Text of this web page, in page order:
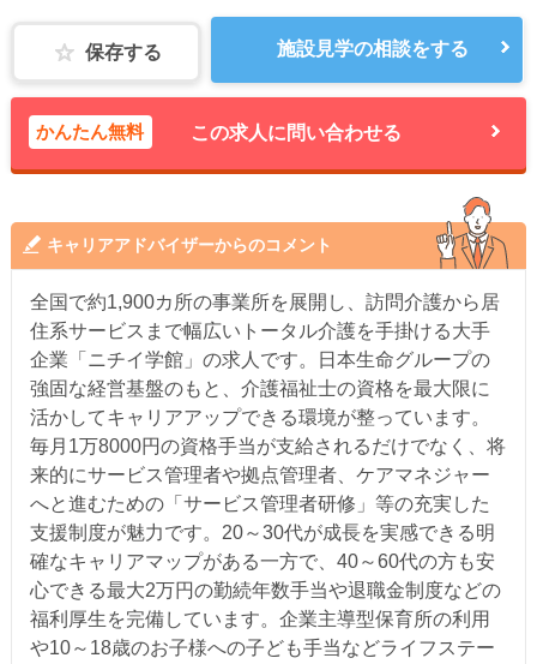
保存する 施設見学の相談をする
かんたん無料 この求人に問い合わせる
キャリアアドバイザーからのコメント
全国で約1,900カ所の事業所を展開し、訪問介護から居
住系サービスまで幅広いトータル介護を手掛ける大手
企業「ニチイ学館」の求人です。日本生命グループの
強固な経営基盤のもと、介護福祉士の資格を最大限に
活かしてキャリアアップできる環境が整っています。
毎月1万8000円の資格手当が支給されるだけでなく、将
来的にサービス管理者や拠点管理者、ケアマネジャー
へと進むための「サービス管理者研修」等の充実した
支援制度が魅力です。20～30代が成長を実感できる明
確なキャリアマップがある一方で、40～60代の方も安
心できる最大2万円の勤続年数手当や退職金制度などの
福利厚生を完備しています。企業主導型保育所の利用
や10～18歳のお子様への子ども手当などライフステー